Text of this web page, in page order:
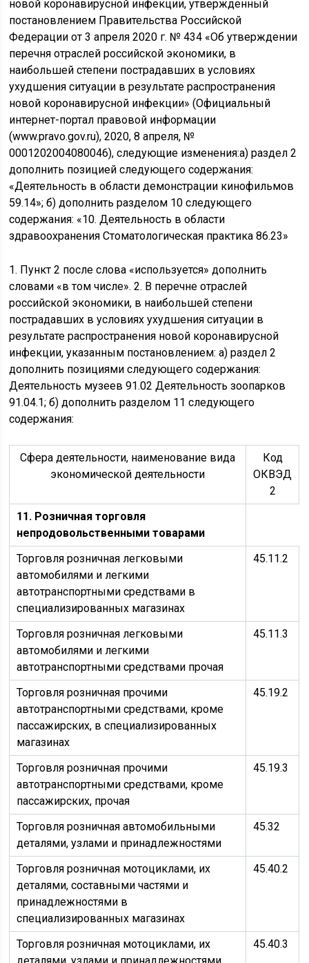
новой коронавирусной инфекции, утвержденный
постановлением Правительства Российской
Федерации от 3 апреля 2020 г. № 434 «Об утверждении
перечня отраслей российской экономики, в
наибольшей степени пострадавших в условиях
ухудшения ситуации в результате распространения
новой коронавирусной инфекции» (Официальный
интернет-портал правовой информации
(www.pravo.gov.ru), 2020, 8 апреля, №
0001202004080046), следующие изменения:а) раздел 2
дополнить позицией следующего содержания:
«Деятельность в области демонстрации кинофильмов
59.14»; б) дополнить разделом 10 следующего
содержания: «10. Деятельность в области
здравоохранения Стоматологическая практика 86.23»
1. Пункт 2 после слова «используется» дополнить
словами «в том числе». 2. В перечне отраслей
российской экономики, в наибольшей степени
пострадавших в условиях ухудшения ситуации в
результате распространения новой коронавирусной
инфекции, указанным постановлением: а) раздел 2
дополнить позициями следующего содержания:
Деятельность музеев 91.02 Деятельность зоопарков
91.04.1; б) дополнить разделом 11 следующего
содержания:
Сфера деятельности, наименование вида
экономической деятельности
Код
ОКВЭД
2
11. Розничная торговля
непродовольственными товарами
Торговля розничная легковыми
автомобилями и легкими
автотранспортными средствами в
специализированных магазинах
45.11.2
Торговля розничная легковыми
автомобилями и легкими
автотранспортными средствами прочая
45.11.3
Торговля розничная прочими
автотранспортными средствами, кроме
пассажирских, в специализированных
магазинах
45.19.2
Торговля розничная прочими
автотранспортными средствами, кроме
пассажирских, прочая
45.19.3
Торговля розничная автомобильными
деталями, узлами и принадлежностями
45.32
Торговля розничная мотоциклами, их
деталями, составными частями и
принадлежностями в
специализированных магазинах
45.40.2
Торговля розничная мотоциклами, их
45.40.3